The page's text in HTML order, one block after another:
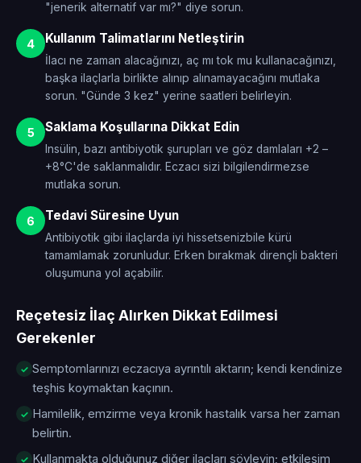
"jenerik alternatif var mı?" diye sorun.
4 Kullanım Talimatlarını Netleştirin
İlacı ne zaman alacağınızı, aç mı tok mu kullanacağınızı,
başka ilaçlarla birlikte alınıp alınamayacağını mutlaka
sorun. "Günde 3 kez" yerine saatleri belirleyin.
5 Saklama Koşullarına Dikkat Edin
Insülin, bazı antibiyotik şurupları ve göz damlaları +2 –
+8°C'de saklanmalıdır. Eczacı sizi bilgilendirmezse
mutlaka sorun.
6 Tedavi Süresine Uyun
Antibiyotik gibi ilaçlarda iyi hissetsenizbile kürü
tamamlamak zorunludur. Erken bırakmak dirençli bakteri
oluşumuna yol açabilir.
Reçetesiz İlaç Alırken Dikkat Edilmesi
Gerekenler
Semptomlarınızı eczacıya ayrıntılı aktarın; kendi kendinize
teşhis koymaktan kaçının.
Hamilelik, emzirme veya kronik hastalık varsa her zaman
belirtin.
Kullanmakta olduğunuz diğer ilaçları söyleyin; etkileşim